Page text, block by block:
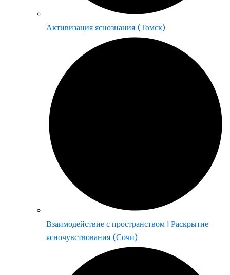
Активизация яснознания (Томск)
Взаимодействие с пространством | Раскрытие
ясночувствования (Сочи)